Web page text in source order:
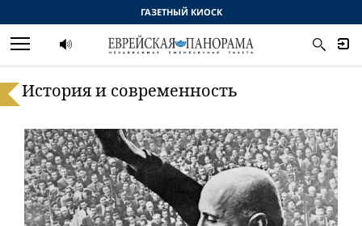
История и современность
ГАЗЕТНЫЙ КИОСК